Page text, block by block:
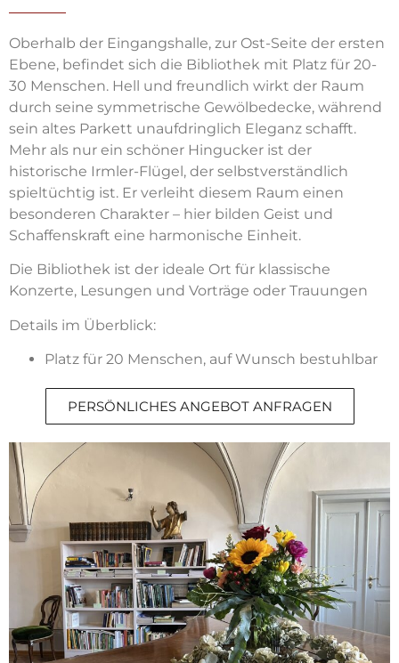
Oberhalb der Eingangshalle, zur Ost-Seite der ersten
Ebene, befindet sich die Bibliothek mit Platz für 20-
30 Menschen. Hell und freundlich wirkt der Raum
durch seine symmetrische Gewölbedecke, während
sein altes Parkett unaufdringlich Eleganz schafft.
Mehr als nur ein schöner Hingucker ist der
historische Irmler-Flügel, der selbstverständlich
spieltüchtig ist. Er verleiht diesem Raum einen
besonderen Charakter – hier bilden Geist und
Schaffenskraft eine harmonische Einheit.
Die Bibliothek ist der ideale Ort für klassische
Konzerte, Lesungen und Vorträge oder Trauungen
Details im Überblick:
Platz für 20 Menschen, auf Wunsch bestuhlbar
PERSÖNLICHES ANGEBOT ANFRAGEN